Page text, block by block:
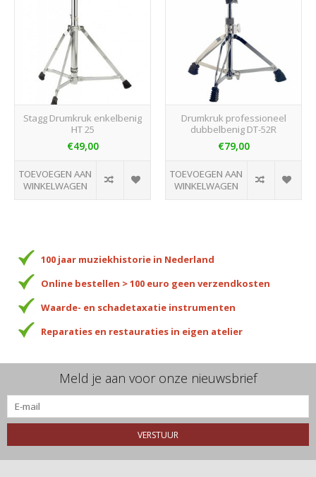
Stagg Drumkruk enkelbenig
HT 25
€49,00
TOEVOEGEN AAN
WINKELWAGEN
Drumkruk professioneel
dubbelbenig DT-52R
€79,00
TOEVOEGEN AAN
WINKELWAGEN
100 jaar muziekhistorie in Nederland
Online bestellen > 100 euro geen verzendkosten
Waarde- en schadetaxatie instrumenten
Reparaties en restauraties in eigen atelier
Meld je aan voor onze nieuwsbrief
VERSTUUR